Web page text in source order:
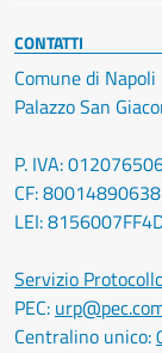
CONTATTI
Comune di Napoli
Palazzo San
P. IVA:
CF: 80014890638
LEI:
Servizio
PEC:
Centralino unico: